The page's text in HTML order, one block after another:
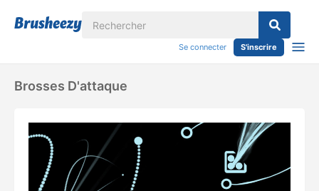
Se connecter S'inscrire
Brosses D'attaque